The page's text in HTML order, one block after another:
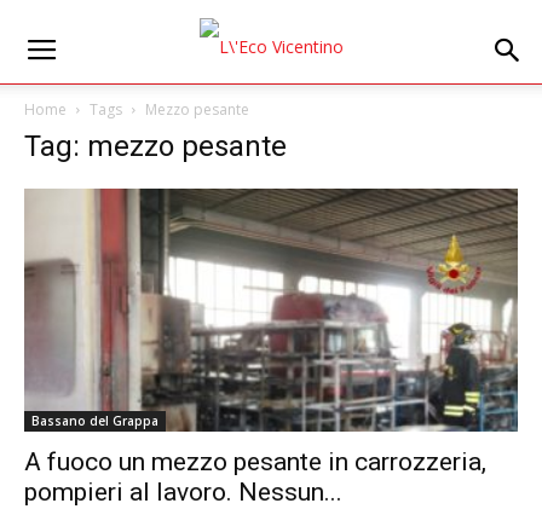
Home Tags Mezzo pesante
Tag: mezzo pesante
Bassano del Grappa
A fuoco un mezzo pesante in carrozzeria,
pompieri al lavoro. Nessun...